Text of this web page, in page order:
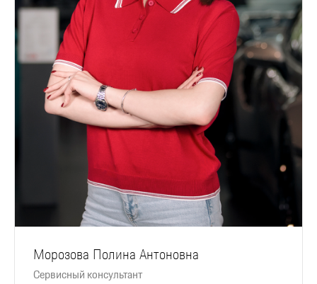
Морозова Полина Антоновна
Сервисный консультант